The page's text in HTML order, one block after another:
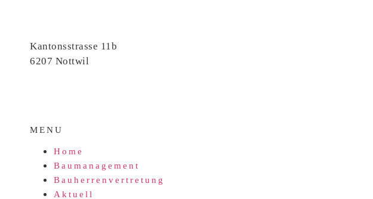
Kantonsstrasse 11b
6207 Nottwil
MENU
Home
Baumanagement
Bauherrenvertretung
Aktuell